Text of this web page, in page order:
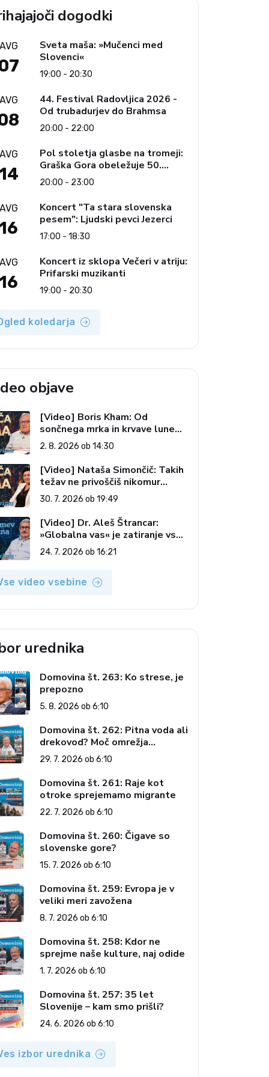
dogodki
Sveta maša: »Mučenci med
Slovenci«
19:00 - 20:30
44. Festival Radovljica 2026 -
Od trubadurjev do Brahmsa
20:00 - 22:00
Pol stoletja glasbe na tromeji:
Graška Gora obeležuje 50.
jubilejni festival narodno-
zabavne glasbe
20:00 - 23:00
Koncert "Ta stara slovenska
pesem": Ljudski pevci Jezerci
17:00 - 18:30
Koncert iz sklopa Večeri v atriju:
Prifarski muzikanti
19:00 - 20:30
koledarja
objave
[Video] Boris Kham: Od
sončnega mrka in krvave lune
do slovenskih pečatov v vesolju
(Vroča tema, 2. 8. 2026)
2. 8. 2026 ob 14:30
[Video] Nataša Simončič: Takih
težav ne privoščiš nikomur
(Vroča tema, 30. 7. 2026)
30. 7. 2026 ob 19:49
[Video] Dr. Aleš Štrancar:
»Globalna vas« je zatiranje vseh
(Odmev tedna, 24. 7. 2026)
24. 7. 2026 ob 16:21
video vsebine
urednika
Domovina št. 263: Ko strese, je
prepozno
5. 8. 2026 ob 6:10
Domovina št. 262: Pitna voda ali
drekovod? Moč omrežja
interesov
29. 7. 2026 ob 6:10
Domovina št. 261: Raje kot
otroke sprejemamo migrante
22. 7. 2026 ob 6:10
Domovina št. 260: Čigave so
slovenske gore?
15. 7. 2026 ob 6:10
Domovina št. 259: Evropa je v
veliki meri zavožena
8. 7. 2026 ob 6:10
Domovina št. 258: Kdor ne
sprejme naše kulture, naj odide
1. 7. 2026 ob 6:10
Domovina št. 257: 35 let
Slovenije – kam smo prišli?
24. 6. 2026 ob 6:10
izbor urednika